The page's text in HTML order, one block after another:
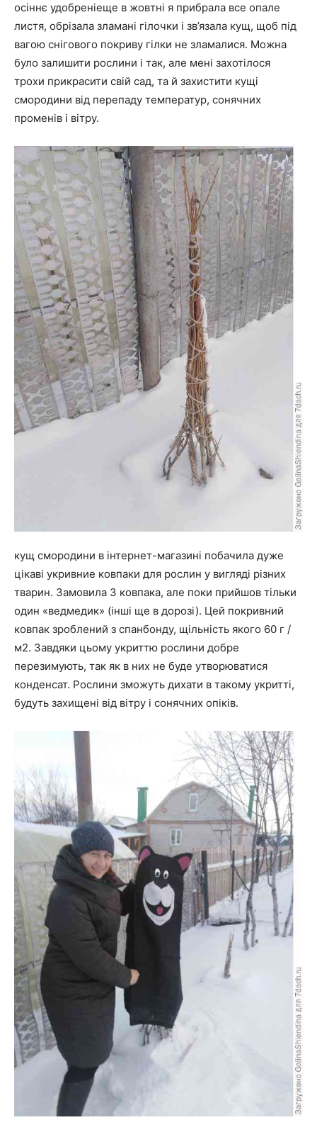
осіннє удобреніеще в жовтні я прибрала все опале
листя, обрізала зламані гілочки і зв’язала кущ, щоб під
вагою снігового покриву гілки не зламалися. Можна
було залишити рослини і так, але мені захотілося
трохи прикрасити свій сад, та й захистити кущі
смородини від перепаду температур, сонячних
променів і вітру.
кущ смородини в інтернет-магазині побачила дуже
цікаві укривние ковпаки для рослин у вигляді різних
тварин. Замовила 3 ковпака, але поки прийшов тільки
один «ведмедик» (інші ще в дорозі). Цей покривний
ковпак зроблений з спанбонду, щільність якого 60 г /
м2. Завдяки цьому укриттю рослини добре
перезимують, так як в них не буде утворюватися
конденсат. Рослини зможуть дихати в такому укритті,
будуть захищені від вітру і сонячних опіків.